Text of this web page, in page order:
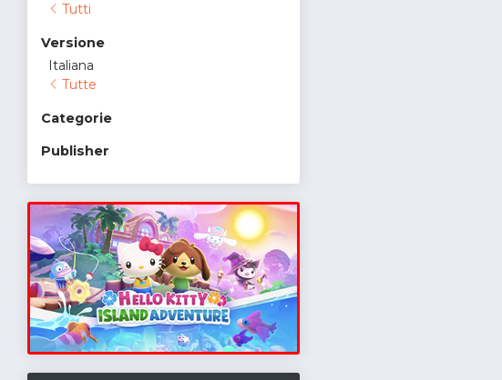
Tutti
Versione
Italiana
Tutte
Categorie
Publisher